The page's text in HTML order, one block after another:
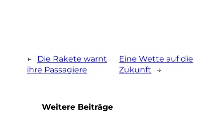
←
Die Rakete warnt
ihre Passagiere
Eine Wette auf die
Zukunft
→
Weitere Beiträge